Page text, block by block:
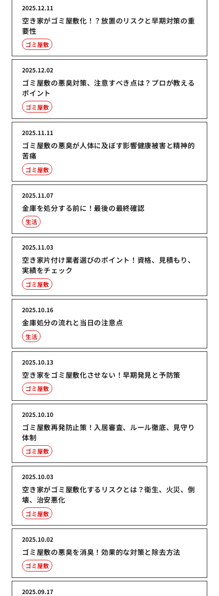
空き家がゴミ屋敷化！？放置のリスクと早期対策の重
要性
2025.12.11
ゴミ屋敷
ゴミ屋敷の悪臭対策、注意すべき点は？プロが教える
ポイント
2025.12.02
ゴミ屋敷
ゴミ屋敷の悪臭が人体に及ぼす影響健康被害と精神的
苦痛
2025.11.11
ゴミ屋敷
金庫を処分する前に！最後の最終確認
2025.11.07
生活
空き家片付け業者選びのポイント！資格、見積もり、
実績をチェック
2025.11.03
ゴミ屋敷
金庫処分の流れと当日の注意点
2025.10.16
生活
空き家をゴミ屋敷化させない！早期発見と予防策
2025.10.13
ゴミ屋敷
ゴミ屋敷再発防止策！入居審査、ルール徹底、見守り
体制
2025.10.10
ゴミ屋敷
空き家がゴミ屋敷化するリスクとは？衛生、火災、倒
壊、治安悪化
2025.10.03
ゴミ屋敷
ゴミ屋敷の悪臭を消臭！効果的な対策と除去方法
2025.10.02
ゴミ屋敷
2025.09.17